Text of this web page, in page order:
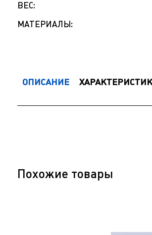
ВЕС:
МАТЕРИАЛЫ:
ОПИСАНИЕ
Похожие товары